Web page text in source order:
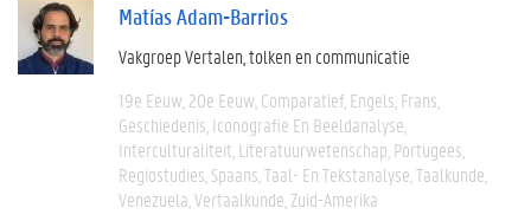
Matías Adam-Barrios
Vakgroep Vertalen, tolken en communicatie
19e Eeuw 20e Eeuw Comparatief Engels Frans
Geschiedenis Iconografie En Beeldanalyse
Interculturaliteit Literatuurwetenschap Portugees
Regiostudies Spaans Taal- En Tekstanalyse Taalkunde
Venezuela Vertaalkunde Zuid-Amerika